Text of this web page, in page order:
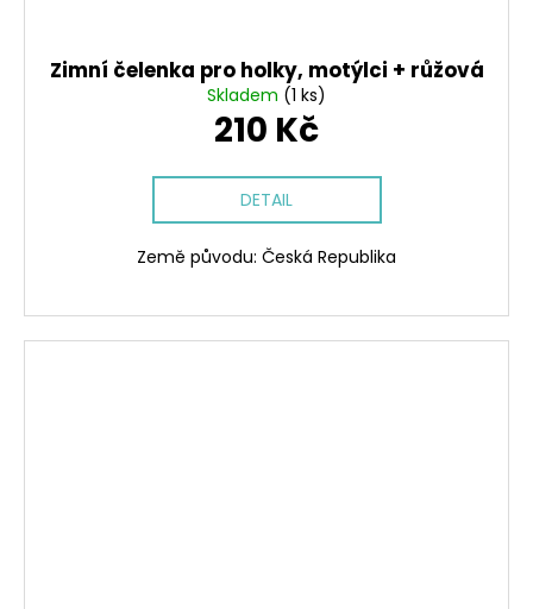
Zimní čelenka pro holky, motýlci + růžová
Skladem (1 ks)
210 Kč
DETAIL
Země původu: Česká Republika